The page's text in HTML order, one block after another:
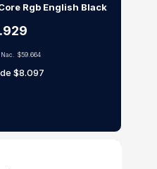
Rgb English Black
$59.664
$8.097